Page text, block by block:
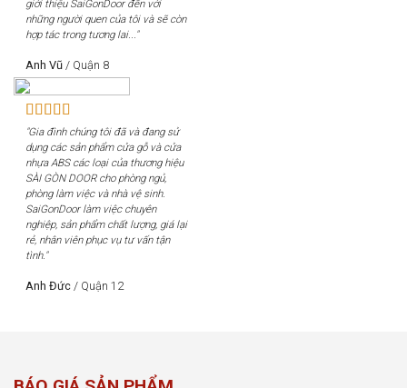
giới thiệu SaiGonDoor đến với
những người quen của tôi và sẽ còn
hợp tác trong tương lai..."
Anh Vũ / Quận 8
"Gia đình chúng tôi đã và đang sử
dụng các sản phẩm cửa gỗ và cửa
nhựa ABS các loại của thương hiệu
SÀI GÒN DOOR cho phòng ngủ,
phòng làm việc và nhà vệ sinh.
SaiGonDoor làm việc chuyên
nghiệp, sản phẩm chất lượng, giá lại
rẻ, nhân viên phục vụ tư vấn tận
tình."
Anh Đức / Quận 12